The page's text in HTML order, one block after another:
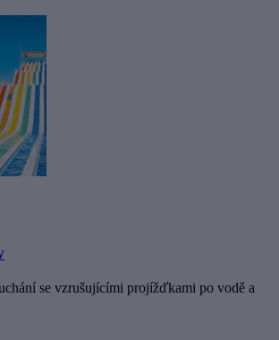
se vzrušujícími projížďkami po vodě a